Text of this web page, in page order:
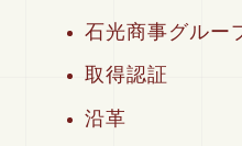
石光商事グルー
取得認証
沿革